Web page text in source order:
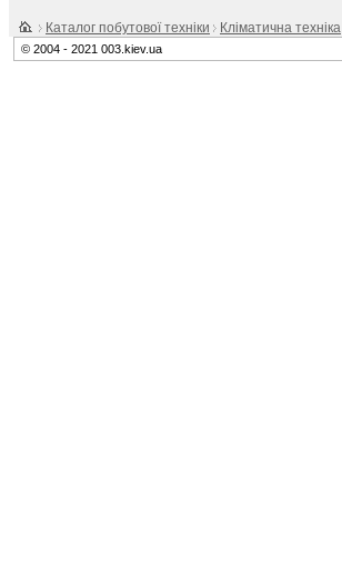
Каталог побутової техніки Кліматична техніка
© 2004 - 2021 003.kiev.ua